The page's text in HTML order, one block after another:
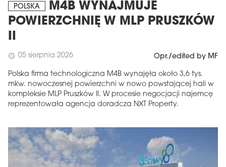
POLSKA
M4B WYNAJMUJE
POWIERZCHNIĘ W MLP PRUSZKÓW
II
schedule 05 sierpnia 2026 Opr./edited by MF
Polska firma technologiczna M4B wynajęła około 3,6 tys.
mkw. nowoczesnej powierzchni w nowo powstającej hali w
kompleksie MLP Pruszków II. W procesie negocjacji najemcę
reprezentowała agencja doradcza NXT Property.